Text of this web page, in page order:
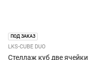
ПОД ЗАКАЗ
LKS-CUBE DUO
Стеллаж куб две ячейки